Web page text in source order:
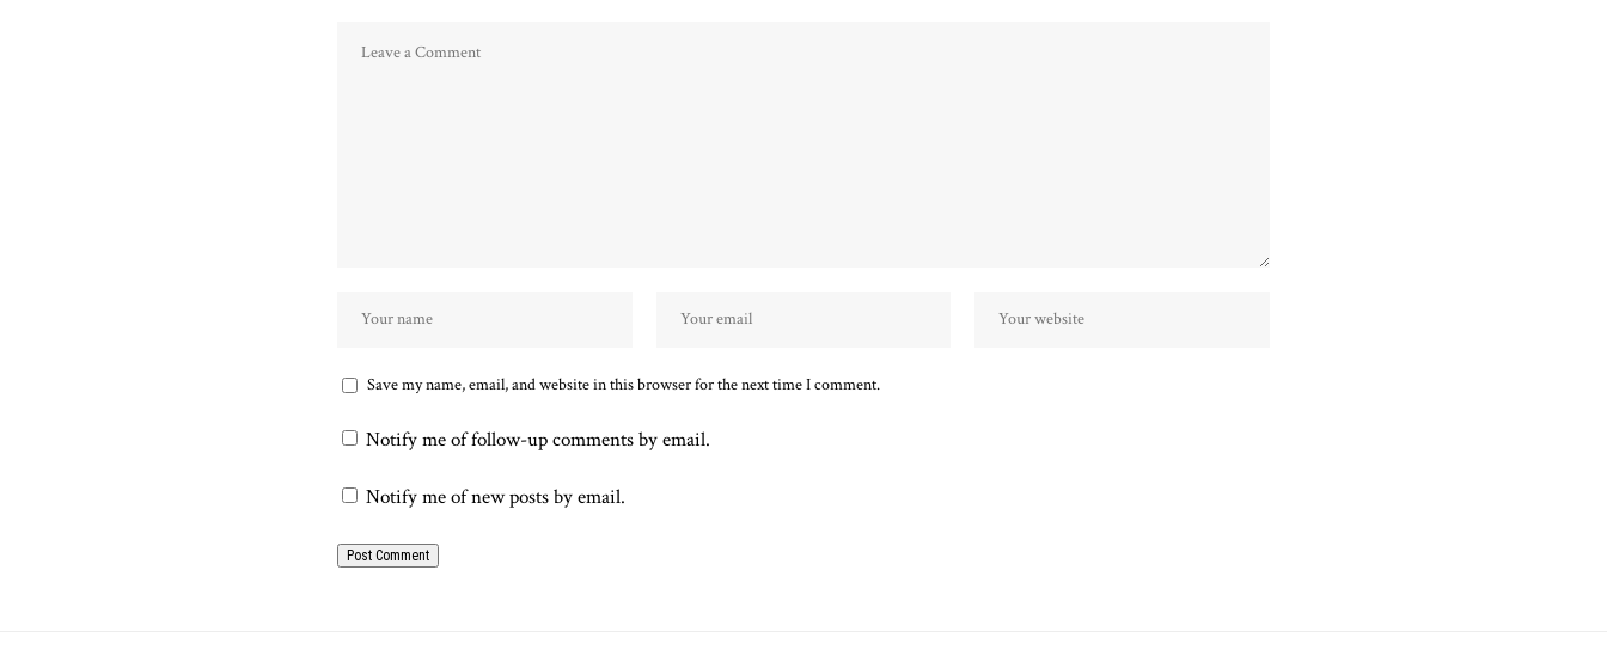
Save my name, email, and website in this browser for the next time I comment.
Notify me of follow-up comments by email.
Notify me of new posts by email.